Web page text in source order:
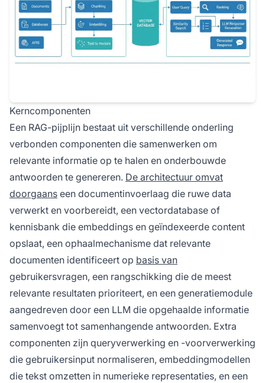
Kerncomponenten
Een RAG-pijplijn bestaat uit verschillende onderling
verbonden componenten die samenwerken om
relevante informatie op te halen en onderbouwde
antwoorden te genereren. De architectuur omvat
doorgaans een documentinvoerlaag die ruwe data
verwerkt en voorbereidt, een vectordatabase of
kennisbank die embeddings en geïndexeerde content
opslaat, een ophaalmechanisme dat relevante
documenten identificeert op basis van
gebruikersvragen, een rangschikking die de meest
relevante resultaten prioriteert, en een generatiemodule
aangedreven door een LLM die opgehaalde informatie
samenvoegt tot samenhangende antwoorden. Extra
componenten zijn queryverwerking en -voorverwerking
die gebruikersinput normaliseren, embeddingmodellen
die tekst omzetten in numerieke representaties, en een